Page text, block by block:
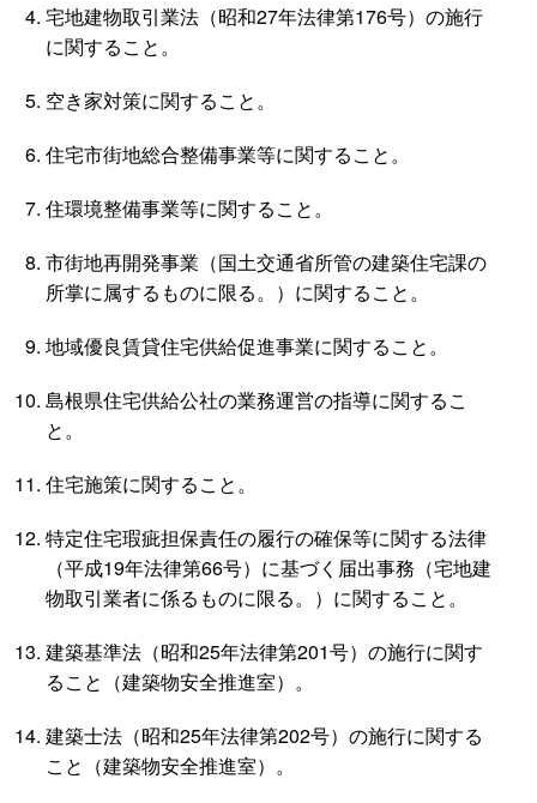
宅地建物取引業法（昭和27年法律第176号）の施行
に関すること。
空き家対策に関すること。
住宅市街地総合整備事業等に関すること。
住環境整備事業等に関すること。
市街地再開発事業（国土交通省所管の建築住宅課の
所掌に属するものに限る。）に関すること。
地域優良賃貸住宅供給促進事業に関すること。
島根県住宅供給公社の業務運営の指導に関するこ
と。
住宅施策に関すること。
特定住宅瑕疵担保責任の履行の確保等に関する法律
（平成19年法律第66号）に基づく届出事務（宅地建
物取引業者に係るものに限る。）に関すること。
建築基準法（昭和25年法律第201号）の施行に関す
ること（建築物安全推進室）。
建築士法（昭和25年法律第202号）の施行に関する
こと（建築物安全推進室）。